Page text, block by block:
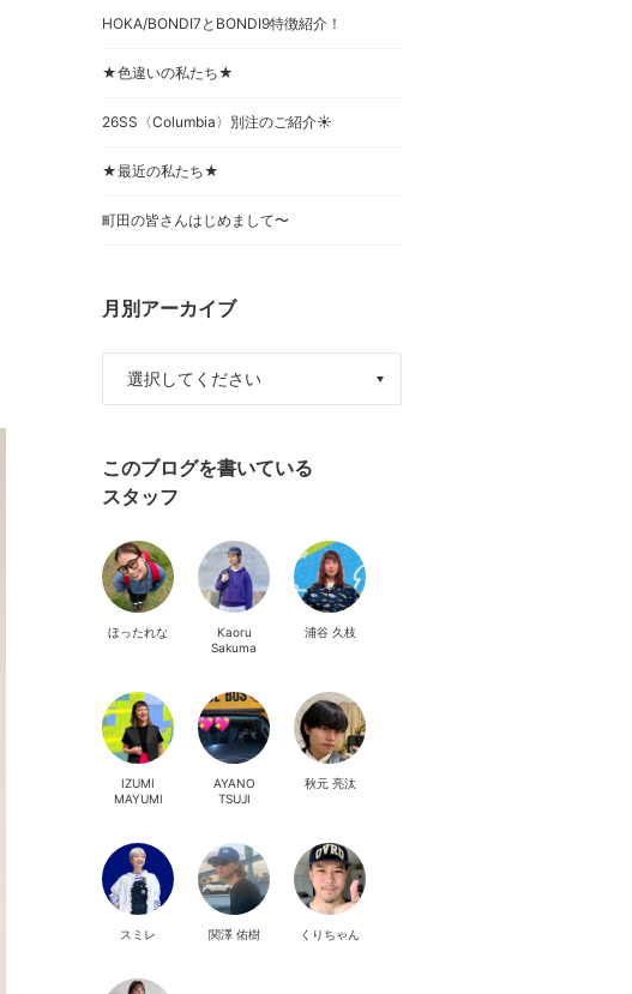
HOKA/BONDI7とBONDI9特徴紹介！
★色違いの私たち★
26SS〈Columbia〉別注のご紹介☀︎
★最近の私たち★
町田の皆さんはじめまして〜
月別アーカイブ
このブログを書いている
スタッフ
ほったれな
Kaoru
Sakuma
浦谷 久枝
IZUMI
MAYUMI
AYANO
TSUJI
秋元 亮汰
スミレ 関澤 佑樹 くりちゃん